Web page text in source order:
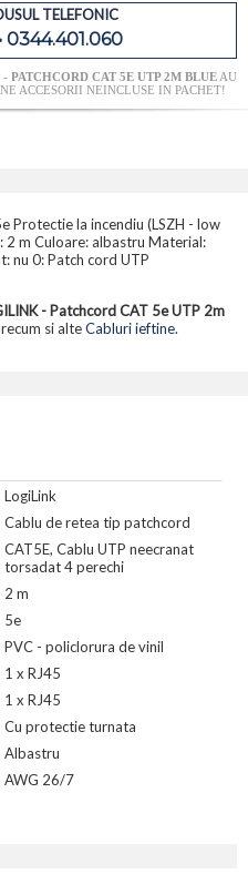
TELEFONIC
0344.401.060
PATCHCORD CAT 5E UTP 2M BLUEAU
ACCESORII NEINCLUSE IN PACHET!
Protectie la incendiu (LSZH - low
2 m Culoare: albastru Material:
nu 0: Patch cord UTP
- Patchcord CAT 5e UTP 2m
si alteCabluri ieftine.
LogiLink
Cablu de retea tip patchcord
CAT5E, Cablu UTP neecranat
torsadat 4 perechi
2 m
5e
PVC - policlorura de vinil
1 x RJ45
1 x RJ45
Cu protectie turnata
Albastru
AWG 26/7